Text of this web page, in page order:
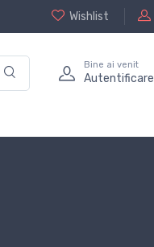
Wishlist
Bine ai venit
Autentificare